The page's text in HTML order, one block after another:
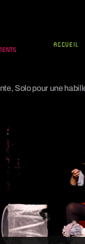
ACCUEIL
Solo pour une